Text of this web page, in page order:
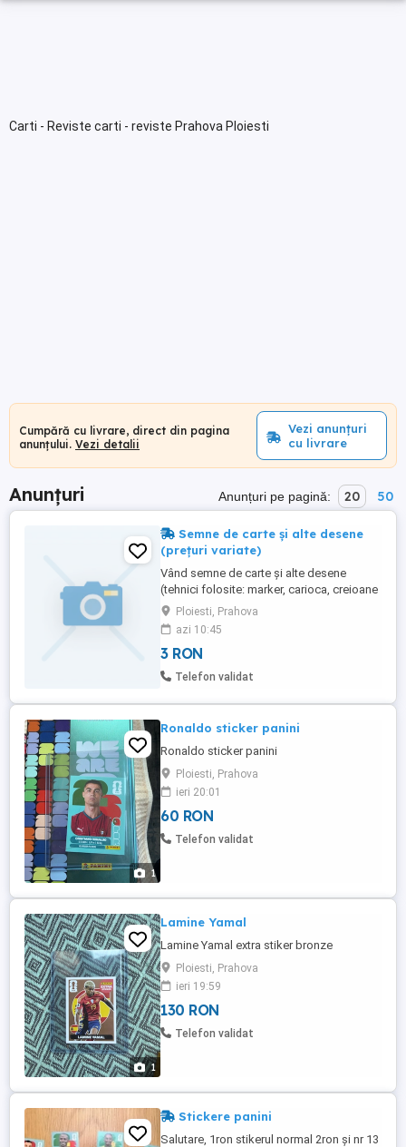
Carti - Reviste carti - reviste Prahova Ploiesti
Cumpără cu livrare, direct din pagina
anunțului. Vezi detalii
Vezi anunțuri
cu livrare
Anunțuri Anunțuri pe pagină: 20 50
Semne de carte și alte desene
(prețuri variate)
Vând semne de carte și alte desene
(tehnici folosite: marker, carioca, creioane
colorate, acuarelă). Prețul variază în
funcție de complexitate
Ploiesti, Prahova
azi 10:45
3 RON
Telefon validat
1
Ronaldo sticker panini
Ronaldo sticker panini
Ploiesti, Prahova
ieri 20:01
60 RON
Telefon validat
1
Lamine Yamal
Lamine Yamal extra stiker bronze
Ploiesti, Prahova
ieri 19:59
130 RON
Telefon validat
Stickere panini
Salutare, 1ron stikerul normal 2ron și nr 13